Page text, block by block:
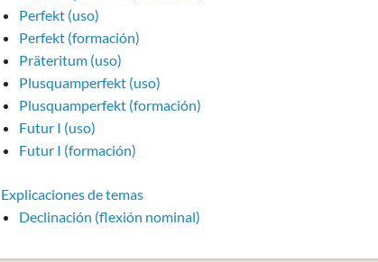
Perfekt (uso)
Perfekt (formación)
Präteritum (uso)
Plusquamperfekt (uso)
Plusquamperfekt (formación)
Futur I (uso)
Futur I (formación)
Explicaciones de temas
Declinación (flexión nominal)